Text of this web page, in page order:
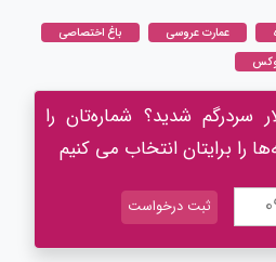
عمارت عروسی
باغ اختصاصی
سردرگم شدید؟ شماره‌تان را
را برایتان انتخاب می کنیم